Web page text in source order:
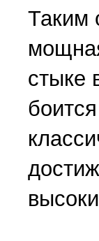
Таким
стыке